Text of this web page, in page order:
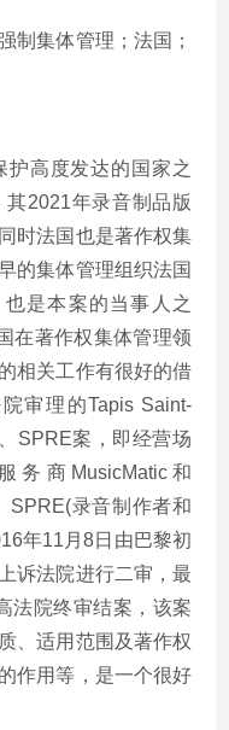
制集体管理；法国；
高度发达的国家之
2021年录音制品版
时法国也是著作权集
的集体管理组织法国
是本案的当事人之
在著作权集体管理领
相关工作有很好的借
审理的Tapis Saint-
SPRE案，即经营场
务商MusicMatic和
SPRE(录音制作者和
年11月8日由巴黎初
诉法院进行二审，最
法院终审结案，该案
、适用范围及著作权
作用等，是一个很好